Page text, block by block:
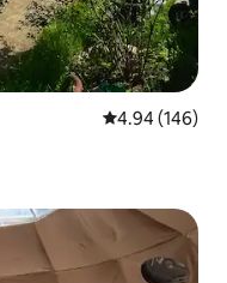
從 146 則評價
4.94 (146)